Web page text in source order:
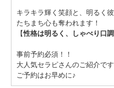
キラキラ輝く笑顔と、明るく
たちまち心も奪われます！
【性格は明るく、しゃべり口
事前予約必須！！
大人気セラピさんのご紹介です
ご予約はお早めに♪